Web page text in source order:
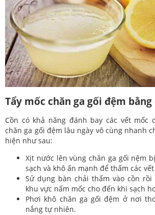
Tẩy mốc chăn ga gối đệm bằng
Cồn có khả năng đánh bay các vết mốc
chăn ga gối đệm lâu ngày vô cùng nhanh
hiện như sau:
Xịt nước lên vùng chăn ga gối nệm
sạch và khô ấn mạnh để thấm các
Sử dụng bàn chải thấm vào cồn rồi
khu vực nấm mốc cho đến khi sạch
Phơi khô chăn ga gối đệm ở nơi
nắng tự nhiên.